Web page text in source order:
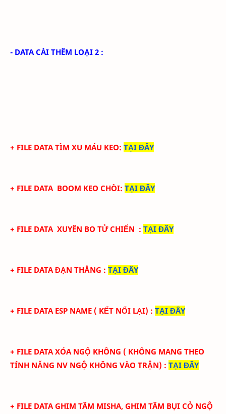
- DATA CÀI THÊM LOẠI 2 :
+ FILE DATA TÌM XU MÁU KEO: TẠI ĐÂY
+ FILE DATA BOOM KEO CHÒI: TẠI ĐÂY
+ FILE DATA XUYÊN BO TỬ CHIẾN : TẠI ĐÂY
+ FILE DATA ĐẠN THẲNG : TẠI ĐÂY
+ FILE DATA ESP NAME ( KẾT NỐI LẠI) : TẠI ĐÂY
+ FILE DATA XÓA NGỘ KHÔNG ( KHÔNG MANG THEO
TÍNH NĂNG NV NGỘ KHÔNG VÀO TRẬN) : TẠI ĐÂY
+ FILE DATA GHIM TÂM MISHA, GHIM TÂM BỤI CỎ NGỘ